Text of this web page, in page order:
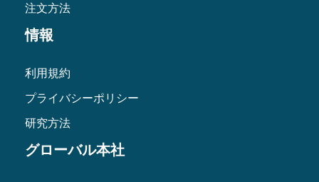
注文方法
情報
利用規約
プライバシーポリシー
研究方法
グローバル本社